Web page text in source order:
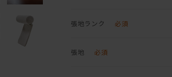
張地ランク 必須
張地 必須